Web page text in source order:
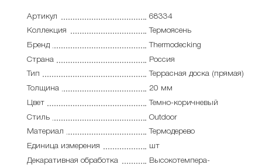
Артикул
68334
Коллекция
Термоясень
Бренд
Thermodecking
Страна
Россия
Тип
Террасная доска (прямая)
Толщина
20 мм
Цвет
Темно-коричневый
Стиль
Outdoor
Материал
Термодерево
Единица измерения
шт
Декаративная обработка
Высокотемпера-